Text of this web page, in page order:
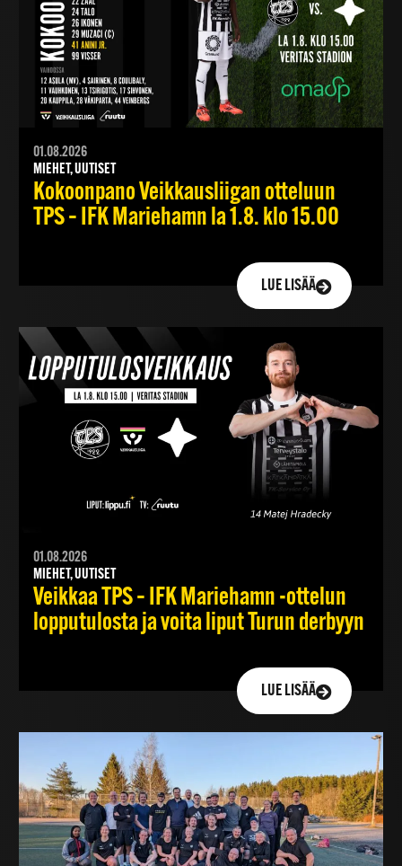
01.08.2026
MIEHET, UUTISET
Kokoonpano Veikkausliigan otteluun
TPS – IFK Mariehamn la 1.8. klo 15.00
LUE LISÄÄ
01.08.2026
MIEHET, UUTISET
Veikkaa TPS – IFK Mariehamn -ottelun
lopputulosta ja voita liput Turun derbyyn
LUE LISÄÄ